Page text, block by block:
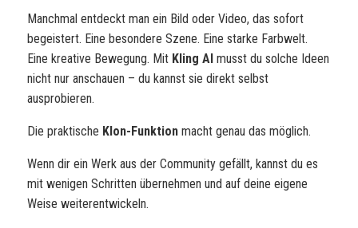
Manchmal entdeckt man ein Bild oder Video, das sofort
begeistert. Eine besondere Szene. Eine starke Farbwelt.
Eine kreative Bewegung. Mit Kling AI musst du solche Ideen
nicht nur anschauen – du kannst sie direkt selbst
ausprobieren.
Die praktische Klon-Funktion macht genau das möglich.
Wenn dir ein Werk aus der Community gefällt, kannst du es
mit wenigen Schritten übernehmen und auf deine eigene
Weise weiterentwickeln.